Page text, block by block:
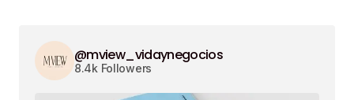
@mview_vidaynegocios
8.4k Followers